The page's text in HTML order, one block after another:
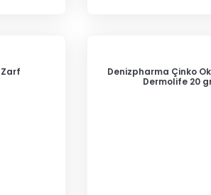
Denizpharma Çinko
Dermolife 20